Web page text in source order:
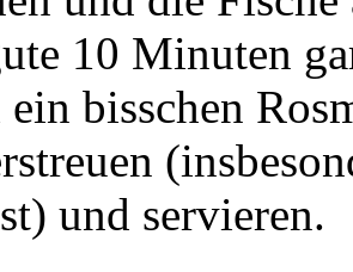
10 Minuten
ein bisschen
und servieren.